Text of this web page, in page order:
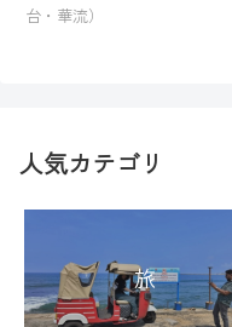
台・華流）
人気カテゴリ
旅